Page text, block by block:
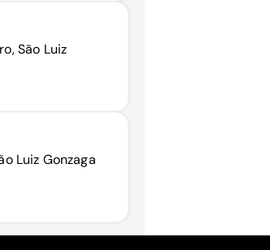
São Luiz
Luiz Gonzaga